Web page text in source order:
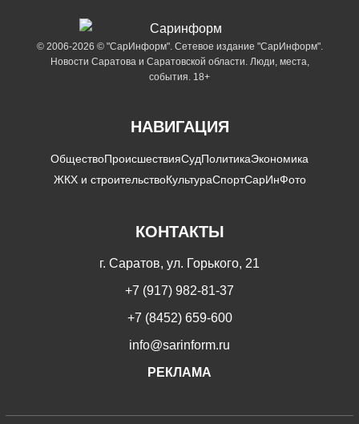
© 2006-2026 © "СарИнформ". Сетевое издание "СарИнформ".
Новости Саратова и Саратовской области. Люди, места,
события. 18+
НАВИГАЦИЯ
ОбществоПроисшествияСудПолитикаЭкономика
ЖКХ и строительствоКультураСпортСарИнФото
КОНТАКТЫ
г. Саратов, ул. Горького, 21
+7 (917) 982-81-37
+7 (8452) 659-600
info@sarinform.ru
РЕКЛАМА